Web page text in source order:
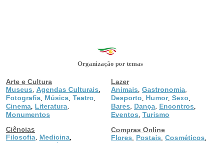
Organização por temas
Arte e Cultura
Museus
Agendas Culturais
Fotografia Música Teatro
Cinema Literatura
Monumentos
Ciências
Filosofia Medicina
Lazer
Animais Gastronomia
Desporto Humor, Sexo
Bares Dança Encontros
Eventos Turismo
Compras Online
Flores
Postais Cosméticos